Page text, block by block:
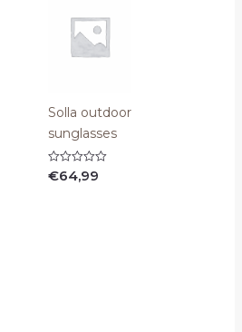
Solla outdoor
sunglasses
Valorado
con
€64,99